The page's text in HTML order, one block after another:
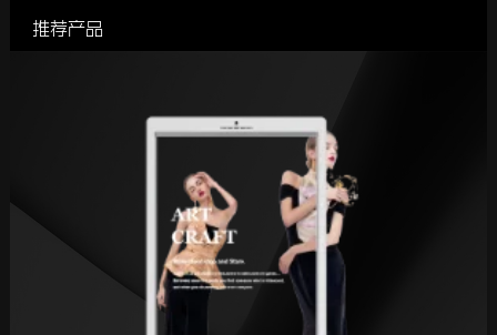
推荐产品